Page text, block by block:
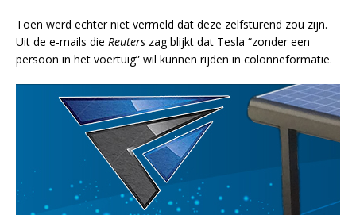
Toen werd echter niet vermeld dat deze zelfsturend zou zijn.
Uit de e-mails die Reuters zag blijkt dat Tesla “zonder een
persoon in het voertuig” wil kunnen rijden in colonneformatie.